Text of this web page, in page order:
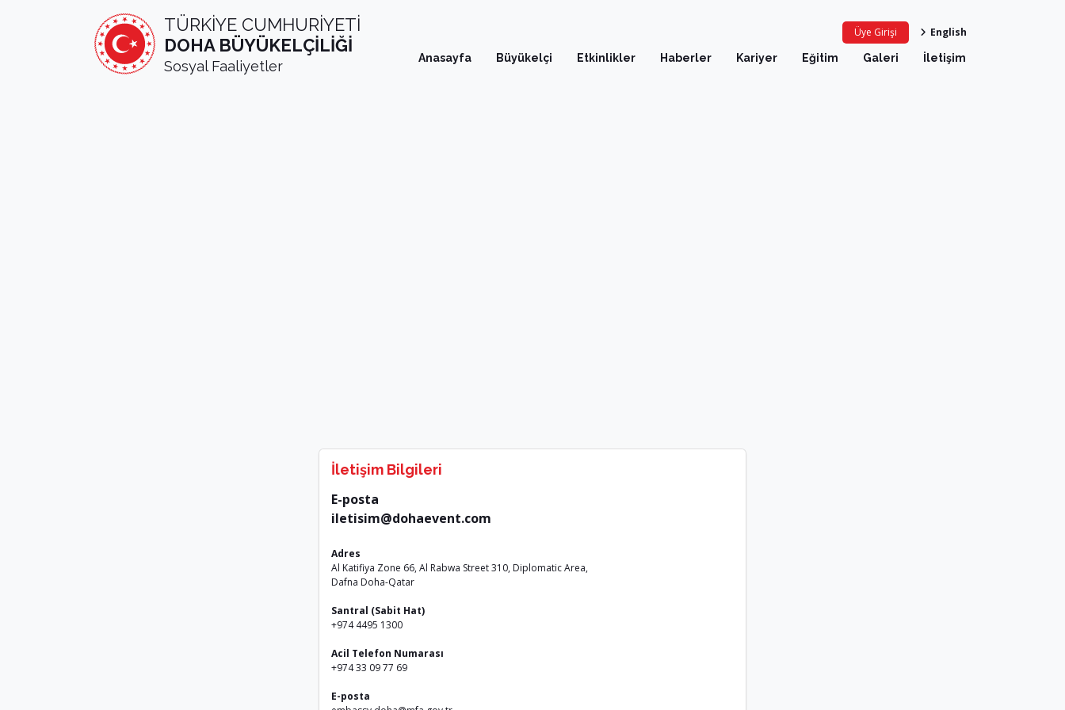
TÜRKİYE CUMHURİYETİ
DOHA BÜYÜKELÇİLİĞİ
Sosyal Faaliyetler Anasayfa Büyükelçi Etkinlikler Haberler Kariyer Eğitim Galeri İletişim
Üye Girişi English
İletişim Bilgileri
E-posta
iletisim@dohaevent.com
Adres
Al Katifiya Zone 66, Al Rabwa Street 310, Diplomatic Area,
Dafna Doha-Qatar
Santral (Sabit Hat)
+974 4495 1300
Acil Telefon Numarası
+974 33 09 77 69
E-posta